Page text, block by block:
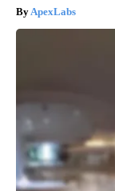
ApexLabs